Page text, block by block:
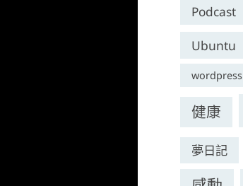
Podcast
Ubuntu
wordpress
健康
夢日記